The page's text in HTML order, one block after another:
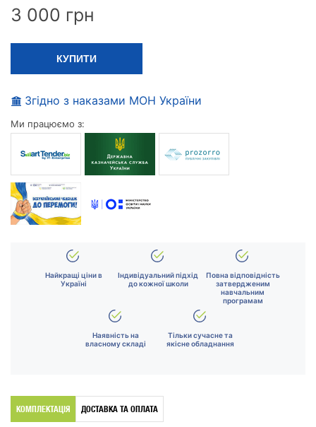
3 000 грн
КУПИТИ
Згідно з наказами МОН України
Ми працюємо з:
Найкращі ціни в
Україні
Індивідуальний підхід
до кожної школи
Повна відповідність
затвердженим
навчальним
програмам
Наявність на
власному складі
Тільки сучасне та
якісне обладнання
КОМПЛЕКТАЦІЯ ДОСТАВКА ТА ОПЛАТА